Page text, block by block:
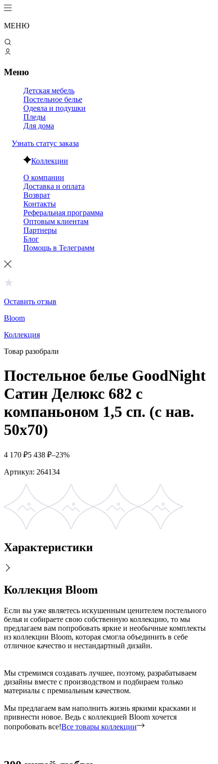
МЕНЮ
Меню
Детская мебель
Постельное белье
Одеяла и подушки
Пледы
Для дома
Узнать статус заказа
Коллекции
О компании
Доставка и оплата
Возврат
Контакты
Реферальная программа
Оптовым клиентам
Партнеры
Блог
Помощь в Телеграмм
Оставить отзыв
Bloom
Коллекция
Товар разобрали
Постельное белье GoodNight
Сатин Делюкс 682 с
компаньоном 1,5 сп. (с нав.
50х70)
4 170 ₽5 438 ₽–23%
Артикул: 264134
Характеристики
Коллекция Bloom
Если вы уже являетесь искушенным ценителем постельного
белья и собираете свою собственную коллекцию, то мы
предлагаем вам попробовать яркие и необычные комплекты
из коллекции Bloom, которая смогла объединить в себе
отличное качество и нестандартный дизайн.
Мы стремимся создавать лучшее, поэтому, разрабатываем
дизайны вместе с производством и подбираем только
материалы с премиальным качеством.
Мы предлагаем вам наполнить жизнь яркими красками и
привнести новое. Ведь с коллекцией Bloom хочется
попробовать все!Все товары коллекции